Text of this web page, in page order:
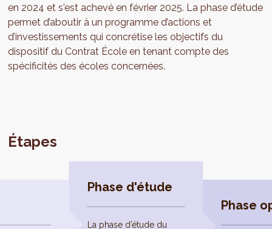
en 2024 et s'est achevé en février 2025. La phase d’étude
permet d’aboutir à un programme d’actions et
d’investissements qui concrétise les objectifs du
dispositif du Contrat École en tenant compte des
spécificités des écoles concernées.
Étapes
Phase d'étude
La phase d’étude du
Phase